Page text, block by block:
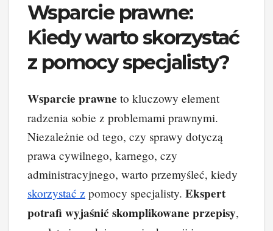
Wsparcie prawne:
Kiedy warto skorzystać
z pomocy specjalisty?
Wsparcie prawne to kluczowy element
radzenia sobie z problemami prawnymi.
Niezależnie od tego, czy sprawy dotyczą
prawa cywilnego, karnego, czy
administracyjnego, warto przemyśleć, kiedy
skorzystać z pomocy specjalisty. Ekspert
potrafi wyjaśnić skomplikowane przepisy,